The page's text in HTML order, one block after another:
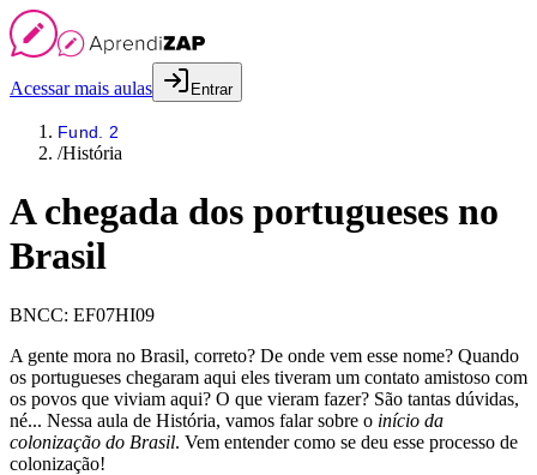
Acessar mais aulas Entrar
Fund. 2
/História
A chegada dos portugueses no
Brasil
BNCC: EF07HI09
A gente mora no Brasil, correto? De onde vem esse nome? Quando
os portugueses chegaram aqui eles tiveram um contato amistoso com
os povos que viviam aqui? O que vieram fazer? São tantas dúvidas,
né... Nessa aula de História, vamos falar sobre o início da
colonização do Brasil. Vem entender como se deu esse processo de
colonização!